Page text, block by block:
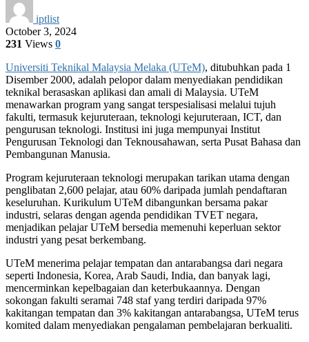
iptlist
October 3, 2024
231 Views 0
Universiti Teknikal Malaysia Melaka (UTeM), ditubuhkan pada 1
Disember 2000, adalah pelopor dalam menyediakan pendidikan
teknikal berasaskan aplikasi dan amali di Malaysia. UTeM
menawarkan program yang sangat terspesialisasi melalui tujuh
fakulti, termasuk kejuruteraan, teknologi kejuruteraan, ICT, dan
pengurusan teknologi. Institusi ini juga mempunyai Institut
Pengurusan Teknologi dan Teknousahawan, serta Pusat Bahasa dan
Pembangunan Manusia.
Program kejuruteraan teknologi merupakan tarikan utama dengan
penglibatan 2,600 pelajar, atau 60% daripada jumlah pendaftaran
keseluruhan. Kurikulum UTeM dibangunkan bersama pakar
industri, selaras dengan agenda pendidikan TVET negara,
menjadikan pelajar UTeM bersedia memenuhi keperluan sektor
industri yang pesat berkembang.
UTeM menerima pelajar tempatan dan antarabangsa dari negara
seperti Indonesia, Korea, Arab Saudi, India, dan banyak lagi,
mencerminkan kepelbagaian dan keterbukaannya. Dengan
sokongan fakulti seramai 748 staf yang terdiri daripada 97%
kakitangan tempatan dan 3% kakitangan antarabangsa, UTeM terus
komited dalam menyediakan pengalaman pembelajaran berkualiti.